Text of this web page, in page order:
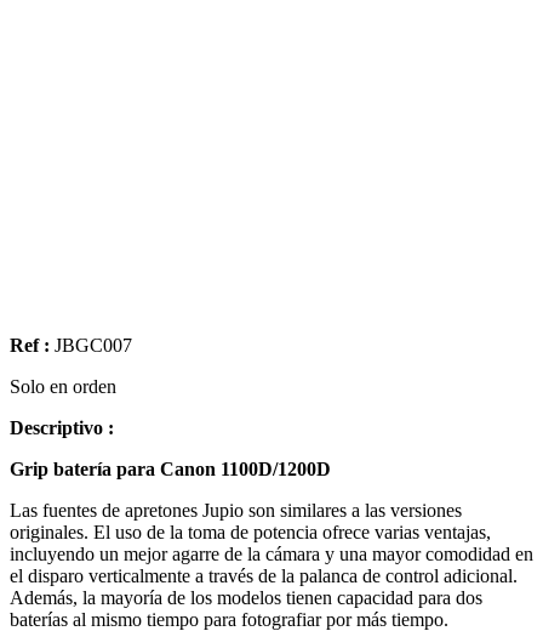
Ref : JBGC007
Solo en orden
Descriptivo :
Grip batería para Canon 1100D/1200D
Las fuentes de apretones Jupio son similares a las versiones
originales. El uso de la toma de potencia ofrece varias ventajas,
incluyendo un mejor agarre de la cámara y una mayor comodidad en
el disparo verticalmente a través de la palanca de control adicional.
Además, la mayoría de los modelos tienen capacidad para dos
baterías al mismo tiempo para fotografiar por más tiempo.